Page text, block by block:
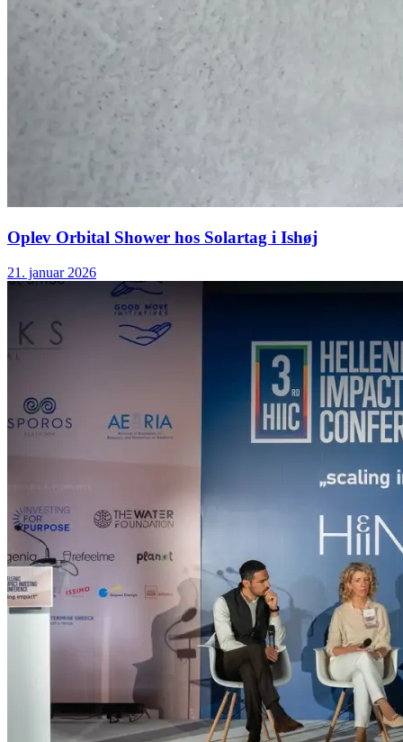
Oplev Orbital Shower hos Solartag i Ishøj
21. januar 2026